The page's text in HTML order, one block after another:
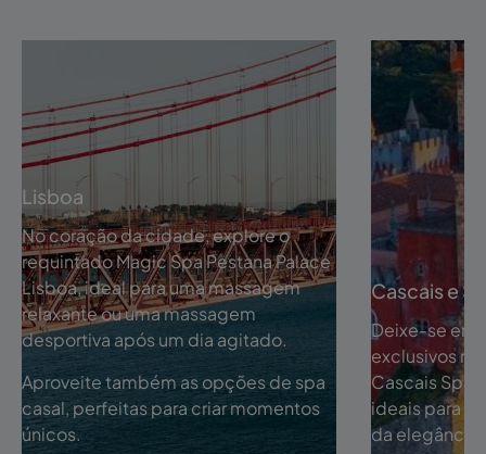
Lisboa
No coração da cidade, explore o
requintado Magic Spa Pestana Palace
Lisboa, ideal para uma massagem
relaxante ou uma massagem
desportiva após um dia agitado.
Aproveite também as opções de spa
casal, perfeitas para criar momentos
únicos.
Cascais e
Deixe-se
exclusivos
Cascais Spa
ideais para
da elegância